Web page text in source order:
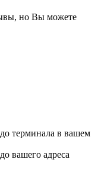
но Вы можете
терминала в вашем
вашего адреса